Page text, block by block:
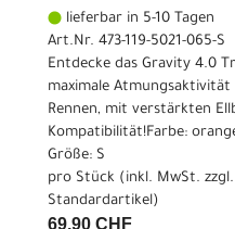
lieferbar in 5-10 Tagen
Art.Nr. 473-119-5021-065-S
Entdecke das Gravity 4.0
maximale
Rennen, mit verstärkten
Kompatibilität!Farbe:
Größe: S
pro Stück (inkl. MwSt. zzgl.
Standardartikel)
69,90 CHF